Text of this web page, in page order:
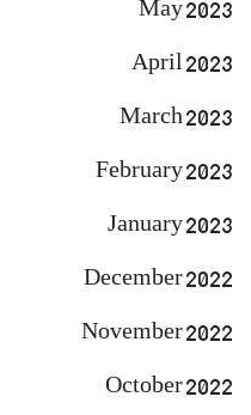
May 2023
April 2023
March 2023
February 2023
January 2023
December 2022
November 2022
October 2022